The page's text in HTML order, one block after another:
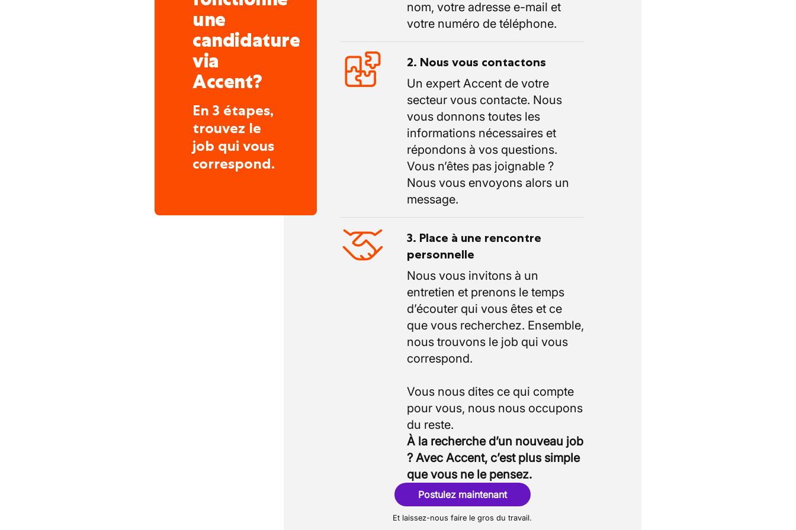
une
candidature
via
Accent?
En 3 étapes,
trouvez le
job qui vous
correspond.
nom, votre adresse e-mail et
votre numéro de téléphone.
2. Nous vous contactons
Un expert Accent de votre
secteur vous contacte. Nous
vous donnons toutes les
informations nécessaires et
répondons à vos questions.
Vous n’êtes pas joignable ?
Nous vous envoyons alors un
message.
3. Place à une rencontre
personnelle
Nous vous invitons à un
entretien et prenons le temps
d’écouter qui vous êtes et ce
que vous recherchez. Ensemble,
nous trouvons le job qui vous
correspond.
Vous nous dites ce qui compte
pour vous, nous nous occupons
À la recherche d’un nouveau job
? Avec Accent, c’est plus simple
que vous ne le pensez.
Postulez maintenant
Et laissez-nous faire le gros du travail.